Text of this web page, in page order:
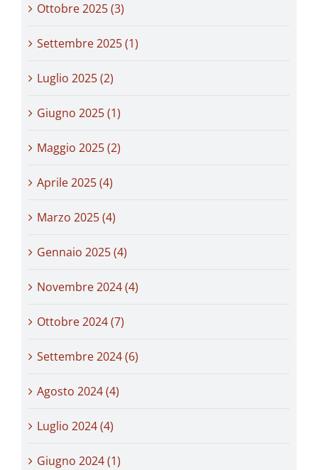
Ottobre 2025 (3)
Settembre 2025 (1)
Luglio 2025 (2)
Giugno 2025 (1)
Maggio 2025 (2)
Aprile 2025 (4)
Marzo 2025 (4)
Gennaio 2025 (4)
Novembre 2024 (4)
Ottobre 2024 (7)
Settembre 2024 (6)
Agosto 2024 (4)
Luglio 2024 (4)
Giugno 2024 (1)